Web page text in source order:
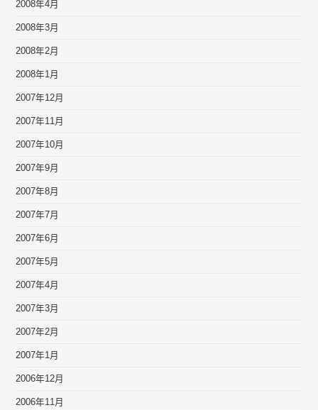
2008年4月
2008年3月
2008年2月
2008年1月
2007年12月
2007年11月
2007年10月
2007年9月
2007年8月
2007年7月
2007年6月
2007年5月
2007年4月
2007年3月
2007年2月
2007年1月
2006年12月
2006年11月